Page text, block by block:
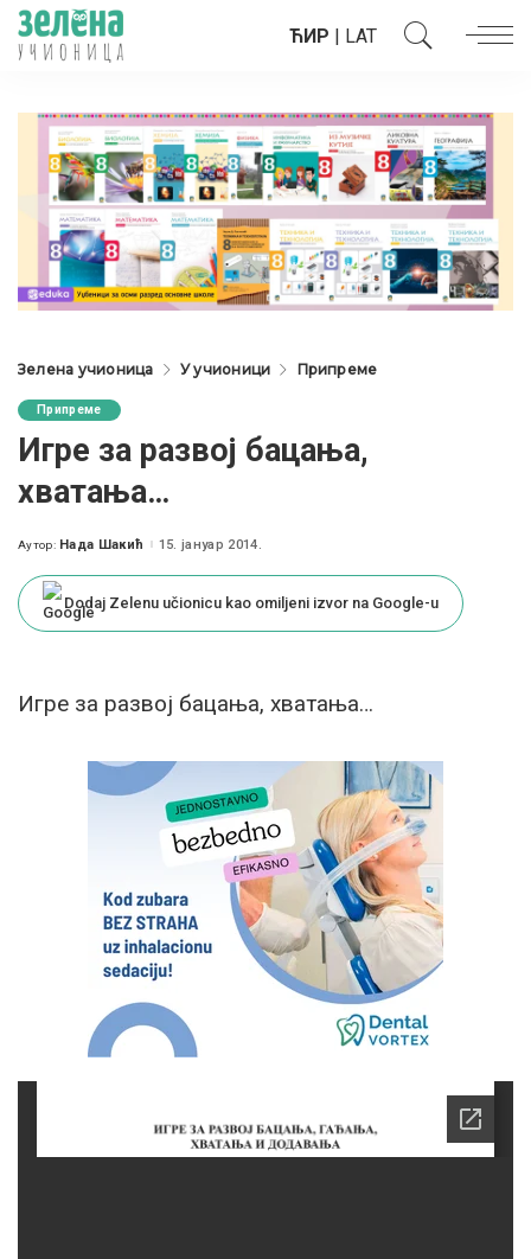
ЋИР | LAT
Зелена учионица У учионици Припреме
Припреме
Игре за развој бацања,
хватања…
Posted
Аутор: Нада Шакић 15. јануар 2014.
Dodaj Zelenu učionicu kao omiljeni izvor na Google-u
Игре за развој бацања, хватања…